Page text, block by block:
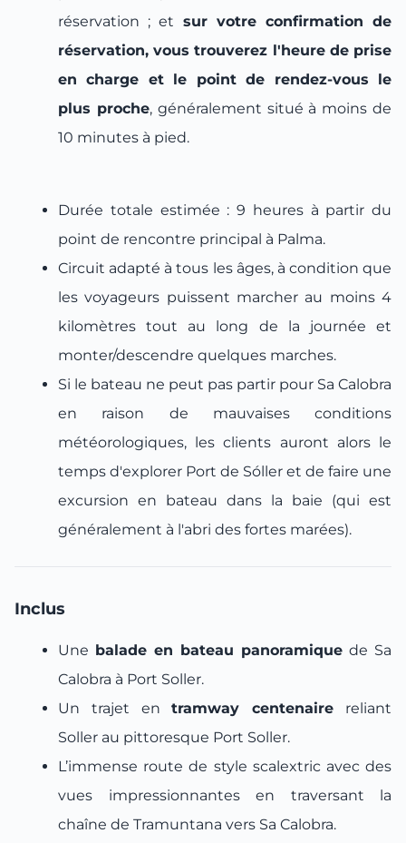
réservation ; et sur votre confirmation de
réservation, vous trouverez l'heure de prise
en charge et le point de rendez-vous le
plus proche, généralement situé à moins de
10 minutes à pied.
Durée totale estimée : 9 heures à partir du
point de rencontre principal à Palma.
Circuit adapté à tous les âges, à condition que
les voyageurs puissent marcher au moins 4
kilomètres tout au long de la journée et
monter/descendre quelques marches.
Si le bateau ne peut pas partir pour Sa Calobra
en raison de mauvaises conditions
météorologiques, les clients auront alors le
temps d'explorer Port de Sóller et de faire une
excursion en bateau dans la baie (qui est
généralement à l'abri des fortes marées).
Inclus
Une balade en bateau panoramique de Sa
Calobra à Port Soller.
Un trajet entramway centenaire reliant
Soller au pittoresque Port Soller.
L’immense route de style scalextric avec des
vues impressionnantes en traversant la
chaîne de Tramuntana vers Sa Calobra.